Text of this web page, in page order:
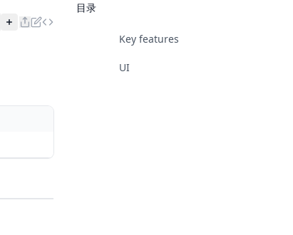
目录
Key features
UI